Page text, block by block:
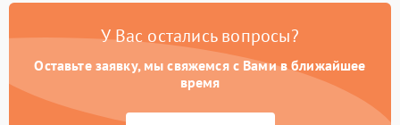
У Вас остались вопросы?
Оставьте заявку, мы свяжемся с Вами в ближайшее
время